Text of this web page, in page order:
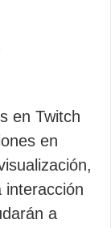
en Twitch
en
interacción
a